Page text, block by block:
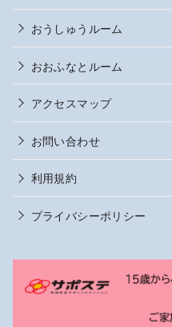
おうしゅうルーム
おおふなとルーム
アクセスマップ
お問い合わせ
利用規約
プライバシーポリシー